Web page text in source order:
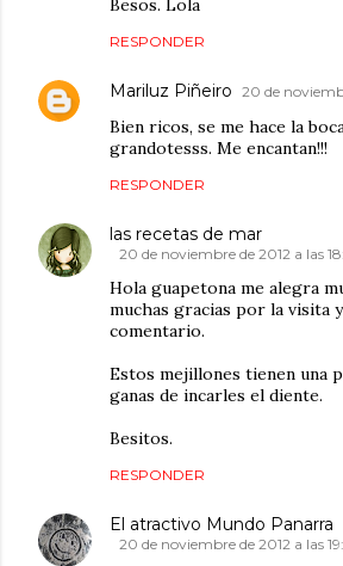
Besos. Lola
RESPONDER
Mariluz Piñeiro 20 de
Bien ricos, se me hace la
grandotesss. Me encantan!!!
RESPONDER
las recetas de mar
20 de noviembre de 2012 a las
Hola guapetona me alegra
muchas gracias por la visita
comentario.
Estos mejillones tienen una
ganas de incarles el diente.
Besitos.
RESPONDER
El atractivo Mundo Panarra
20 de noviembre de 2012 a las